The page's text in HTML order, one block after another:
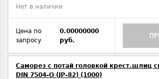
Нет в наличии
Цена по
запросу
0.00000000
руб.
Саморез с потай головкой крест.шлиц
DIN 7504-O (JP-82) (1000)